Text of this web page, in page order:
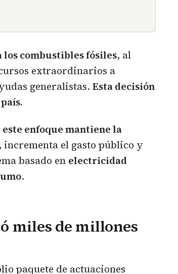
los combustibles fósiles, al
extraordinarios a
generalistas. Esta decisión
este enfoque mantiene la
, incrementa el gasto público y
basado en electricidad
.
miles de millones
paquete de actuaciones